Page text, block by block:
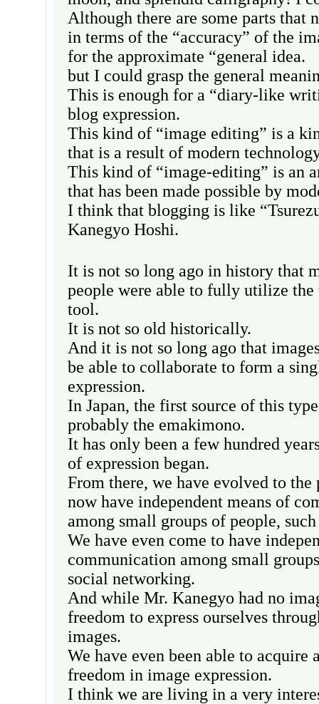
Although there are some parts that
in terms of the “accuracy” of the
for the approximate “general idea.
but I could grasp the general
This is enough for a “diary-like
blog expression.
This kind of “image editing” is a
that is a result of modern
This kind of “image-editing” is an
that has been made possible by
I think that blogging is like
Kanegyo Hoshi.
It is not so long ago in history that
people were able to fully utilize the
tool.
It is not so old historically.
And it is not so long ago that
be able to collaborate to form a
expression.
In Japan, the first source of this
probably the emakimono.
It has only been a few hundred
of expression began.
From there, we have evolved to the
now have independent means of
among small groups of people, such
We have even come to have
communication among small
social networking.
And while Mr. Kanegyo had no
freedom to express ourselves
images.
We have even been able to acquire
freedom in image expression.
I think we are living in a very